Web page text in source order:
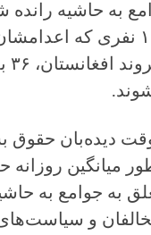
به حاشیه رانده
اتنیکی تحت سرکوب است. ۱۱۰
دیده‌بان حقوق
ابتدایی سال ۲۰۲۵ به طور
به جوامع به
و سیاست‌های